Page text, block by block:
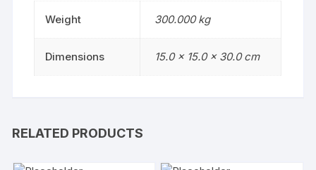
Weight 300.000 kg
Dimensions 15.0 × 15.0 × 30.0 cm
RELATED PRODUCTS